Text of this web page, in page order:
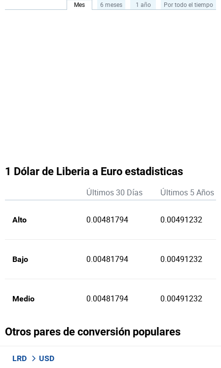
Mes 6 meses 1 año Por todo el tiempo
1 Dólar de Liberia a Euro estadisticas
Últimos 30 Días Últimos 5 Años
Alto 0.00481794 0.00491232
Bajo 0.00481794 0.00491232
Medio 0.00481794 0.00491232
Otros pares de conversión populares
LRD USD